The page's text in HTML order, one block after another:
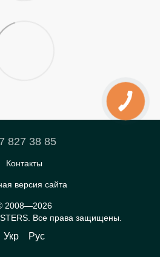
827 38 85
Контакты
версия сайта
2008—2026
Все права защищены.
Укр Рус